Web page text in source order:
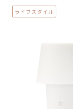
ライフスタイル